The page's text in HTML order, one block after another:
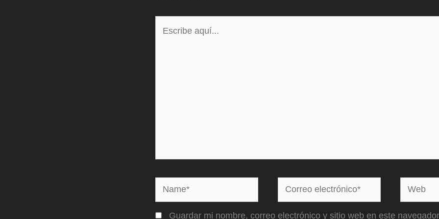
Name*
Correo
electrónico*
Web
Guardar mi nombre, correo electrónico y sitio web en este